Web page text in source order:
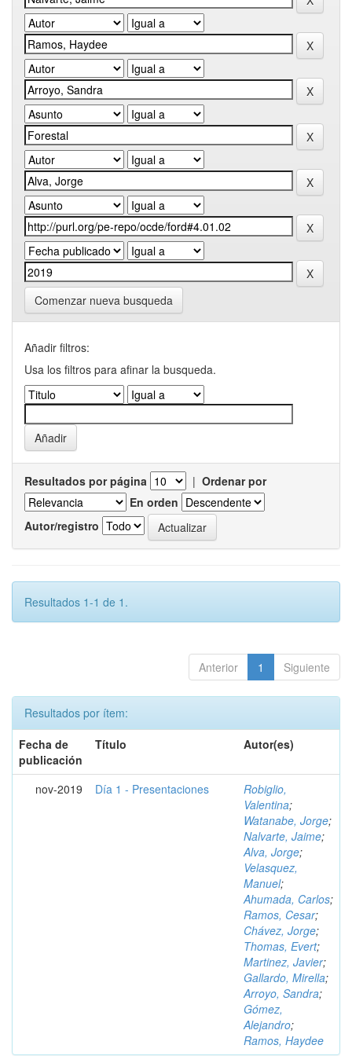
Comenzar nueva busqueda
Añadir filtros:
Usa los filtros para afinar la busqueda.
Resultados por página | Ordenar por
En orden
Autor/registro
Resultados 1-1 de 1.
Anterior 1 Siguiente
Resultados por ítem:
Fecha de
publicación
Título Autor(es)
nov-2019 Día 1 - Presentaciones
Robiglio,
Valentina;
Watanabe, Jorge;
Nalvarte, Jaime;
Alva, Jorge;
Velasquez,
Manuel;
Ahumada, Carlos;
Ramos, Cesar;
Chávez, Jorge;
Thomas, Evert;
Martinez, Javier;
Gallardo, Mirella;
Arroyo, Sandra;
Gómez,
Alejandro;
Ramos, Haydee